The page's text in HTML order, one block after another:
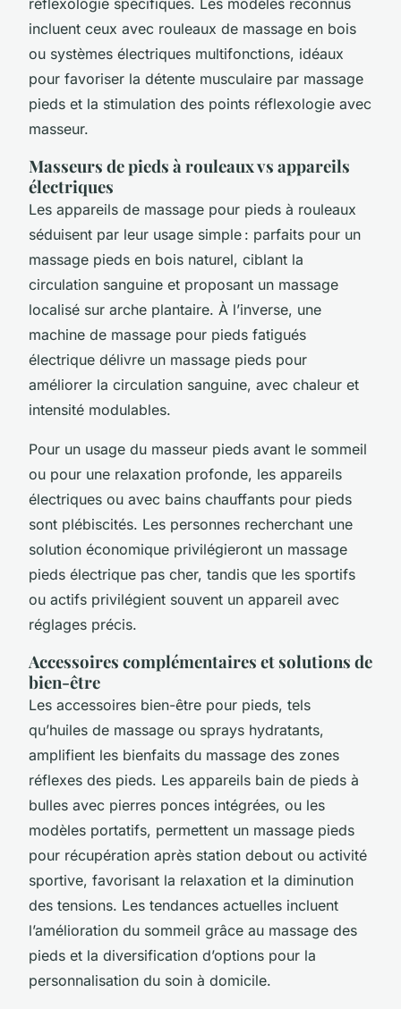
incluent ceux avec rouleaux de massage en bois
ou systèmes électriques multifonctions, idéaux
pour favoriser la détente musculaire par massage
pieds et la stimulation des points réflexologie avec
masseur.
Masseurs de pieds à rouleaux vs appareils
électriques
Les appareils de massage pour pieds à rouleaux
séduisent par leur usage simple : parfaits pour un
massage pieds en bois naturel, ciblant la
circulation sanguine et proposant un massage
localisé sur arche plantaire. À l’inverse, une
machine de massage pour pieds fatigués
électrique délivre un massage pieds pour
améliorer la circulation sanguine, avec chaleur et
intensité modulables.
Pour un usage du masseur pieds avant le sommeil
ou pour une relaxation profonde, les appareils
électriques ou avec bains chauffants pour pieds
sont plébiscités. Les personnes recherchant une
solution économique privilégieront un massage
pieds électrique pas cher, tandis que les sportifs
ou actifs privilégient souvent un appareil avec
réglages précis.
Accessoires complémentaires et solutions de
bien-être
Les accessoires bien-être pour pieds, tels
qu’huiles de massage ou sprays hydratants,
amplifient les bienfaits du massage des zones
réflexes des pieds. Les appareils bain de pieds à
bulles avec pierres ponces intégrées, ou les
modèles portatifs, permettent un massage pieds
pour récupération après station debout ou activité
sportive, favorisant la relaxation et la diminution
des tensions. Les tendances actuelles incluent
l’amélioration du sommeil grâce au massage des
pieds et la diversification d’options pour la
personnalisation du soin à domicile.